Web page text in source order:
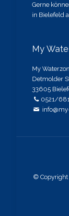
Gerne
in Bielefeld
My
My
Detmolder
33605
0521/
© Copyright